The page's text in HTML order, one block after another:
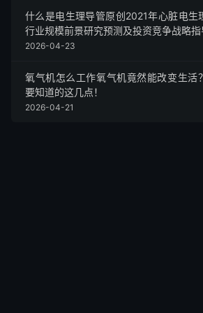
什么是电生理导管原创2021年心脏电生
行业规模前景研究预测及投资竞争战略
2026-04-23
氧气机怎么工作氧气机竟然能改变生活
要知道的这几点！
2026-04-21